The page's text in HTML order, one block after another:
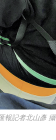
報記者北山彥 攝